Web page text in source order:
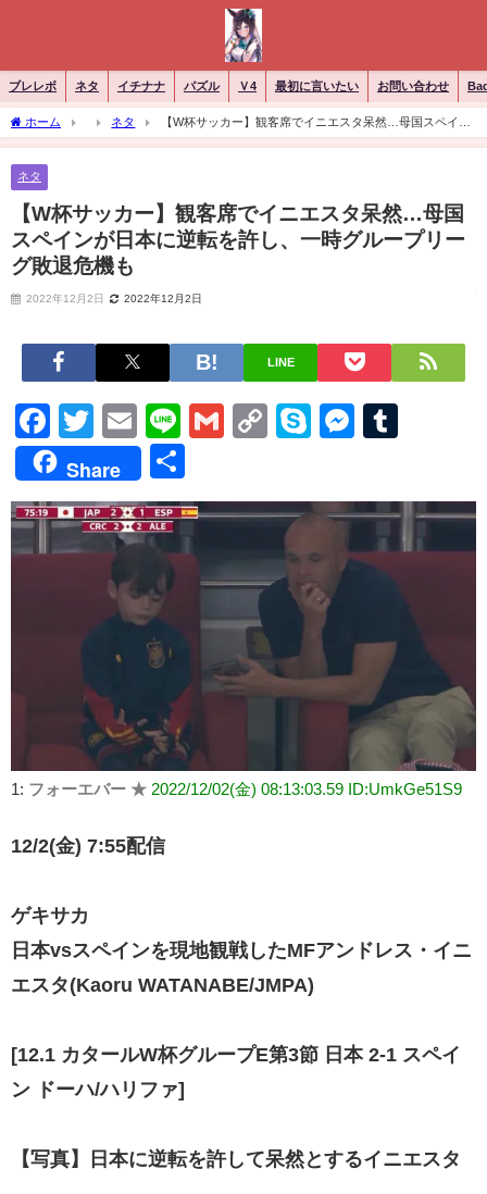
ブレレボ ネタ イチナナ パズル Ｖ4 最初に言いたい お問い合わせ
ホーム ネタ
【W杯サッカー】観客席でイニエスタ呆然…母国スペイン
が日本に逆転を許し、一時グループリーグ敗退危機も
ネタ
【W杯サッカー】観客席でイニエスタ呆然…母国
スペインが日本に逆転を許し、一時グループリー
グ敗退危機も
2022年12月2日 2022年12月2日
LINE
Facebook
Twitter
EmailLineGmailCopySkype
Share
有
1: フォーエバー ★ 2022/12/02(金) 08:13:03.59 ID:UmkGe51S9
12/2(金) 7:55配信
ゲキサカ
日本vsスペインを現地観戦したMFアンドレス・イニ
エスタ(Kaoru WATANABE/JMPA)
[12.1 カタールW杯グループE第3節 日本 2-1 スペイ
ン ドーハ/ハリファ]
【写真】日本に逆転を許して呆然とするイニエスタ